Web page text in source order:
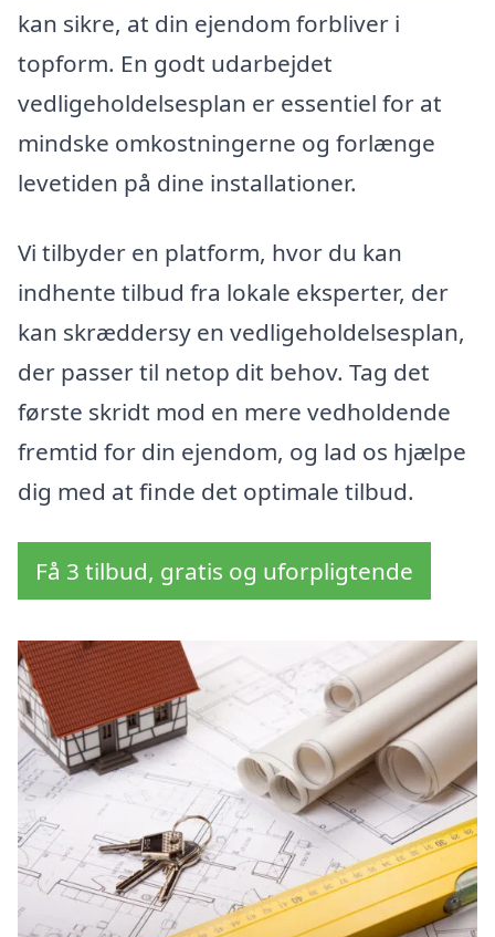
kan sikre, at din ejendom forbliver i
topform. En godt udarbejdet
vedligeholdelsesplan er essentiel for at
mindske omkostningerne og forlænge
levetiden på dine installationer.
Vi tilbyder en platform, hvor du kan
indhente tilbud fra lokale eksperter, der
kan skræddersy en vedligeholdelsesplan,
der passer til netop dit behov. Tag det
første skridt mod en mere vedholdende
fremtid for din ejendom, og lad os hjælpe
dig med at finde det optimale tilbud.
Få 3 tilbud, gratis og uforpligtende